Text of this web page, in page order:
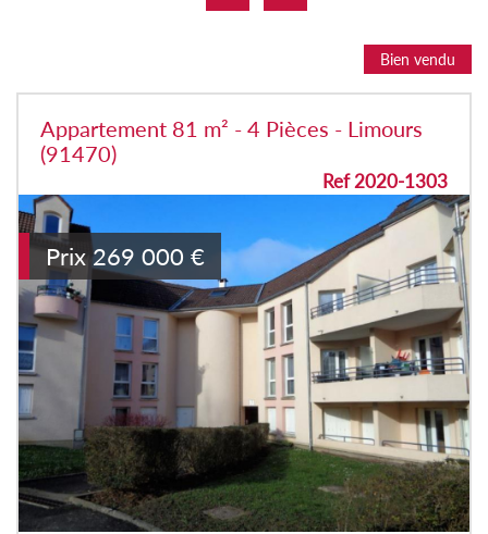
Bien vendu
Appartement 81 m² - 4 Pièces - Limours
(91470)
Ref 2020-1303
Prix 269 000 €